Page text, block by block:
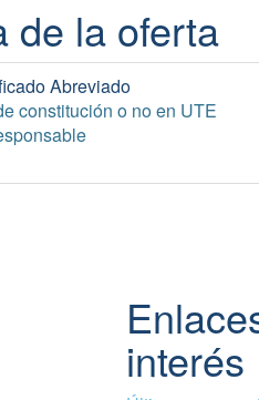
de la oferta
Abreviado
constitución o no en UTE
interés